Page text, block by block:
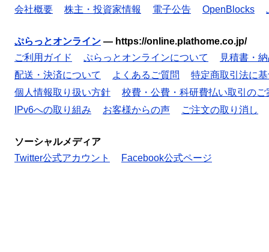
会社概要
株主・投資家情報 電子公告 OpenBlocks
ぷらっとオンライン — https://online.plathome.co.jp/
ご利用ガイド
ぷらっとオンラインについて
見積書・
配送・決済について
よくあるご質問
特定商取引法に
個人情報取り扱い方針
校費・公費・科研費払い取引のご
IPv6への取り組み
お客様からの声 ご注文の取り消し
ソーシャルメディア
Twitter公式アカウント
Facebook公式ページ